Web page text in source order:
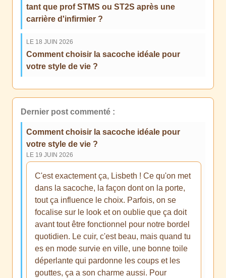
tant que prof STMS ou ST2S après une
carrière d'infirmier ?
LE 18 JUIN 2026
Comment choisir la sacoche idéale pour
votre style de vie ?
Dernier post commenté :
Comment choisir la sacoche idéale pour
votre style de vie ?
LE 19 JUIN 2026
C'est exactement ça, Lisbeth ! Ce qu'on met
dans la sacoche, la façon dont on la porte,
tout ça influence le choix. Parfois, on se
focalise sur le look et on oublie que ça doit
avant tout être fonctionnel pour notre bordel
quotidien. Le cuir, c'est beau, mais quand tu
es en mode survie en ville, une bonne toile
déperlante qui pardonne les coups et les
gouttes, ça a son charme aussi. Pour